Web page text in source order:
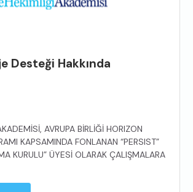
Desteği Hakkında
AVRUPA BİRLİĞİ HORIZON
KAPSAMINDA FONLANAN “PERSIST”
KURULU” ÜYESİ OLARAK ÇALIŞMALARA